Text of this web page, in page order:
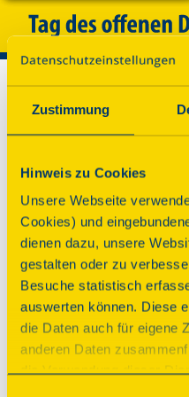
Zustimmung
Hinweis zu Cookies
Unsere Webseite
Cookies) und
dienen dazu, unsere
gestalten oder zu
Besuche statistisch
auswerten können. Diese
die Daten auch für eigene
anderen Daten
die Verwendung dieser